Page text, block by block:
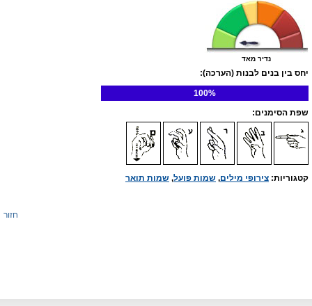
נדיר מאד
יחס בין בנים לבנות (הערכה):
100%
שפת הסימנים:
קטגוריות: צירופי מילים, שמות פועל, שמות תואר
חזור